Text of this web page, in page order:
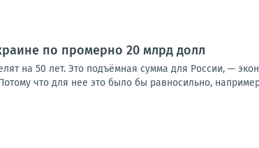
по промерно 20 млрд долл
на 50 лет. Это подъёмная сумма для России, —
что для нее это было бы равносильно,